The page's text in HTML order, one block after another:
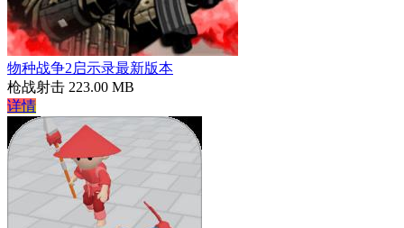
物种战争2启示录最新版本
枪战射击 223.00 MB
详情